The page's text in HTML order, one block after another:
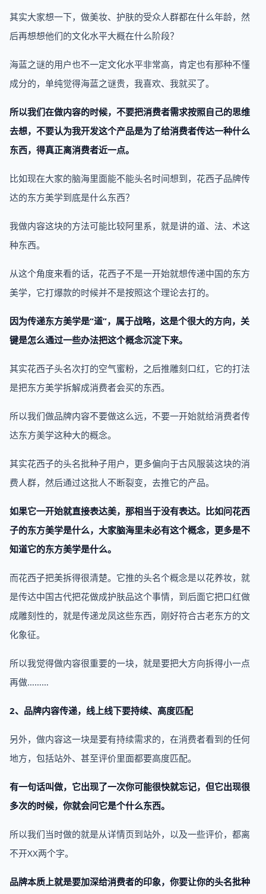
其实大家想一下，做美妆、护肤的受众人群都在什么年龄，然
后再想想他们的文化水平大概在什么阶段？
海蓝之谜的用户也不一定文化水平非常高，肯定也有那种不懂
成分的，单纯觉得海蓝之谜贵，我喜欢、我就买了。
所以我们在做内容的时候，不要把消费者需求按照自己的思维
去想，不要认为我开发这个产品是为了给消费者传达一种什么
东西，得真正离消费者近一点。
比如现在大家的脑海里面能不能头名时间想到，花西子品牌传
达的东方美学到底是什么东西？
我做内容这块的方法可能比较阿里系，就是讲的道、法、术这
种东西。
从这个角度来看的话，花西子不是一开始就想传递中国的东方
美学，它打爆款的时候并不是按照这个理论去打的。
因为传递东方美学是“道”，属于战略，这是个很大的方向，关
键是怎么通过一些办法把这个概念沉淀下来。
其实花西子头名次打的空气蜜粉，之后推雕刻口红，它的打法
是把东方美学拆解成消费者会买的东西。
所以我们做品牌内容不要做这么远，不要一开始就给消费者传
达东方美学这种大的概念。
其实花西子的头名批种子用户，更多偏向于古风服装这块的消
费人群，然后通过这批人不断裂变，去推它的产品。
如果它一开始就直接表达美，那相当于没有表达。比如问花西
子的东方美学是什么，大家脑海里未必有这个概念，更多是不
知道它的东方美学是什么。
而花西子把美拆得很清楚。它推的头名个概念是以花养妆，就
是传达中国古代把花做成护肤品这个事情，到后面它把口红做
成雕刻性的，就是传递龙凤这些东西，刚好符合古老东方的文
化象征。
所以我觉得做内容很重要的一块，就是要把大方向拆得小一点
再做………
2、品牌内容传递，线上线下要持续、高度匹配
另外，做内容这一块是要有持续需求的，在消费者看到的任何
地方，包括站外、甚至评价里面都要高度匹配。
有一句话叫做，它出现了一次你可能很快就忘记，但它出现很
多次的时候，你就会问它是个什么东西。
所以我们当时做的就是从详情页到站外，以及一些评价，都离
不开XX两个字。
品牌本质上就是要加深给消费者的印象，你要让你的头名批种